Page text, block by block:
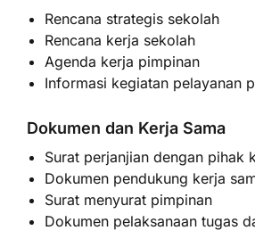
Rencana strategis sekolah
Rencana kerja sekolah
Agenda kerja pimpinan
Informasi kegiatan pelayanan
Dokumen dan Kerja Sama
Surat perjanjian dengan pihak
Dokumen pendukung kerja
Surat menyurat pimpinan
Dokumen pelaksanaan tugas